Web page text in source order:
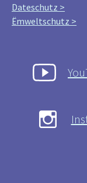
Dateschutz >
Ëmweltschutz >